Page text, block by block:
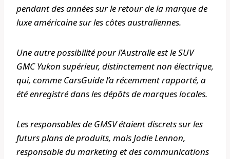
pendant des années sur le retour de la marque de
luxe américaine sur les côtes australiennes.
Une autre possibilité pour l’Australie est le SUV
GMC Yukon supérieur, distinctement non électrique,
qui, comme CarsGuide l’a récemment rapporté, a
été enregistré dans les dépôts de marques locales.
Les responsables de GMSV étaient discrets sur les
futurs plans de produits, mais Jodie Lennon,
responsable du marketing et des communications